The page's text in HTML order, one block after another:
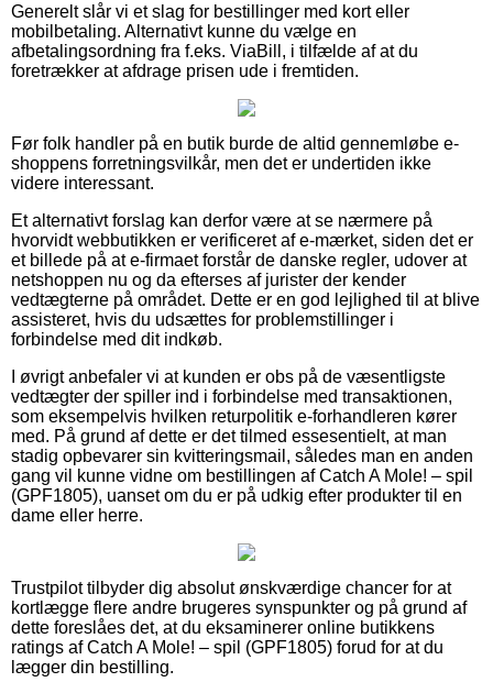
Generelt slår vi et slag for bestillinger med kort eller
mobilbetaling. Alternativt kunne du vælge en
afbetalingsordning fra f.eks. ViaBill, i tilfælde af at du
foretrækker at afdrage prisen ude i fremtiden.
Før folk handler på en butik burde de altid gennemløbe e-
shoppens forretningsvilkår, men det er undertiden ikke
videre interessant.
Et alternativt forslag kan derfor være at se nærmere på
hvorvidt webbutikken er verificeret af e-mærket, siden det er
et billede på at e-firmaet forstår de danske regler, udover at
netshoppen nu og da efterses af jurister der kender
vedtægterne på området. Dette er en god lejlighed til at blive
assisteret, hvis du udsættes for problemstillinger i
forbindelse med dit indkøb.
I øvrigt anbefaler vi at kunden er obs på de væsentligste
vedtægter der spiller ind i forbindelse med transaktionen,
som eksempelvis hvilken returpolitik e-forhandleren kører
med. På grund af dette er det tilmed essesentielt, at man
stadig opbevarer sin kvitteringsmail, således man en anden
gang vil kunne vidne om bestillingen af Catch A Mole! – spil
(GPF1805), uanset om du er på udkig efter produkter til en
dame eller herre.
Trustpilot tilbyder dig absolut ønskværdige chancer for at
kortlægge flere andre brugeres synspunkter og på grund af
dette foreslåes det, at du eksaminerer online butikkens
ratings af Catch A Mole! – spil (GPF1805) forud for at du
lægger din bestilling.